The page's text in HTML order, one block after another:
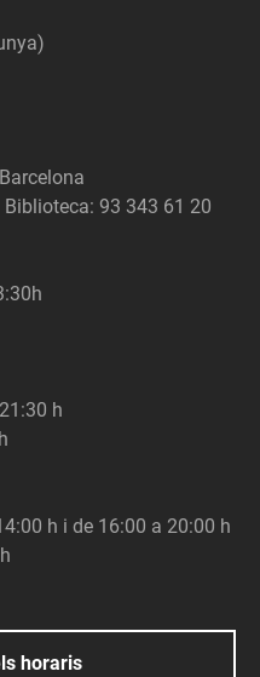
93 343 61 20
h
h i de 16:00 a 20:00 h
horaris